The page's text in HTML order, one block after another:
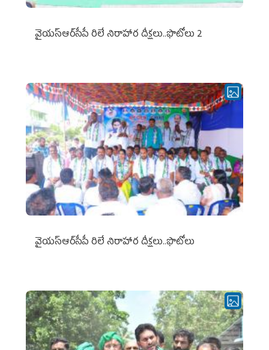
వైయ‌స్ఆర్‌సీపీ రిలే నిరాహార దీక్షలు..ఫొటోలు 2
వైయ‌స్ఆర్‌సీపీ రిలే నిరాహార దీక్షలు..ఫొటోలు